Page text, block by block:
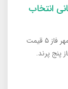
چه کسانی انتخاب
املاک پرند فاز ۵ راهنمای خرید خانه بررسی مسکن مهر فاز ۵ قیمت
پنج پرند.